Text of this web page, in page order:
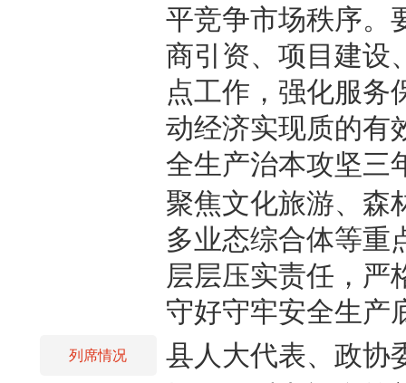
平竞争市场秩序。
商引资、项目建设
点工作，强化服务
动经济实现质的有
全生产治本攻坚三
聚焦文化旅游、森
多业态综合体等重
层层压实责任，严
守好守牢安全生产
列席情况
县人大代表、政协